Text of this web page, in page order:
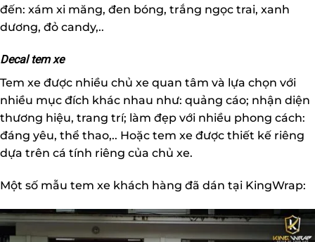
đến: xám xi măng, đen bóng, trắng ngọc trai, xanh
dương, đỏ candy,..
Decal tem xe
Tem xe được nhiều chủ xe quan tâm và lựa chọn với
nhiều mục đích khác nhau như: quảng cáo; nhận diện
thương hiệu, trang trí; làm đẹp với nhiều phong cách:
đáng yêu, thể thao,.. Hoặc tem xe được thiết kế riêng
dựa trên cá tính riêng của chủ xe.
Một số mẫu tem xe khách hàng đã dán tại KingWrap: